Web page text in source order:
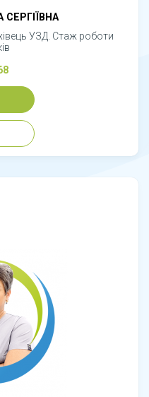
СЕРГІЇВНА
УЗД. Стаж роботи